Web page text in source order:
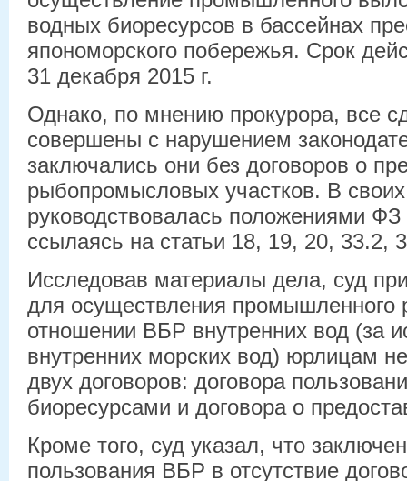
водных биоресурсов в бассейнах
япономорского побережья. Срок
31 декабря 2015 г.
Однако, по мнению прокурора, все
совершены с нарушением
заключались они без договоров о
рыбопромысловых участков. В
руководствовалась положениями
ссылаясь на статьи 18, 19, 20, 33.2,
Исследовав материалы дела, суд
для осуществления промышленного
отношении ВБР внутренних вод (за
внутренних морских вод) юрлицам
двух договоров: договора
биоресурсами и договора о
Кроме того, суд указал, что
пользования ВБР в отсутствие